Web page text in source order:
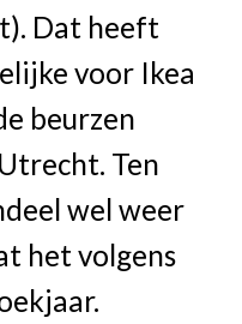
Dat heeft
voor Ikea
beurzen
Ten
wel weer
het volgens